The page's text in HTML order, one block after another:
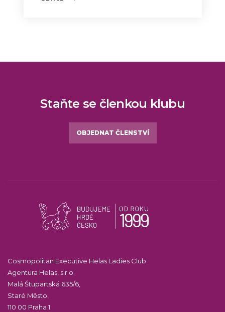
Staňte se členkou klubu
OBJEDNAT ČLENSTVÍ
Cosmopolitan Executive Helas Ladies Club
Agentura Helas, s.r.o.
Malá Štupartská 635/6,
Staré Město,
110 00 Praha 1